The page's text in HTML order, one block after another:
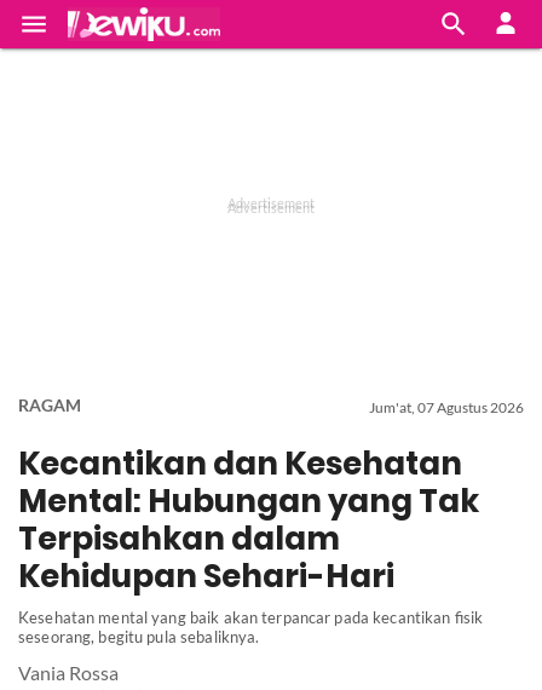
 
RAGAM Jum'at, 07 Agustus 2026
Kecantikan dan Kesehatan
Mental: Hubungan yang Tak
Terpisahkan dalam
Kehidupan Sehari-Hari
Kesehatan mental yang baik akan terpancar pada kecantikan fisik
seseorang, begitu pula sebaliknya.
Vania Rossa